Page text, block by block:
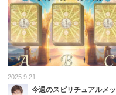
2025.9.21
今週のスピリチュアルメッ